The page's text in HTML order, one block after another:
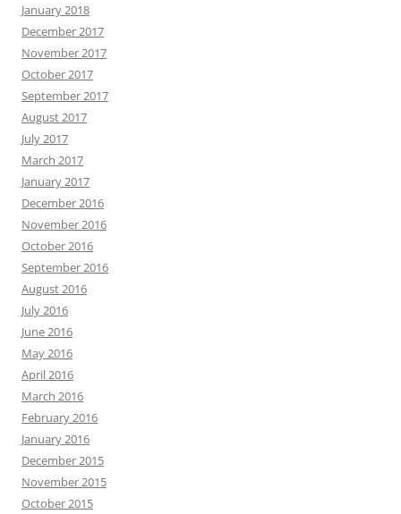
January 2018
December 2017
November 2017
October 2017
September 2017
August 2017
July 2017
March 2017
January 2017
December 2016
November 2016
October 2016
September 2016
August 2016
July 2016
June 2016
May 2016
April 2016
March 2016
February 2016
January 2016
December 2015
November 2015
October 2015